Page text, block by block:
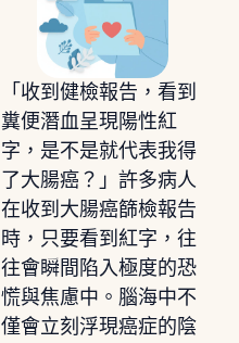
「收到健檢報告，看到
糞便潛血呈現陽性紅
字，是不是就代表我得
了大腸癌？」許多病人
在收到大腸癌篩檢報告
時，只要看到紅字，往
往會瞬間陷入極度的恐
慌與焦慮中。腦海中不
僅會立刻浮現癌症的陰